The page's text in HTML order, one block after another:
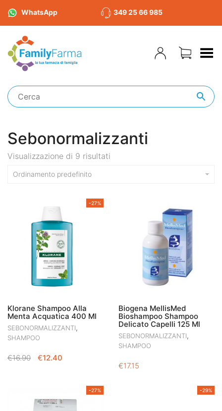
WhatsApp 349 25 66 985
Toggle Menu
Sebonormalizzanti
Visualizzazione di 9 risultati
Ordinamento predefinito
-27%
Klorane Shampoo Alla
Menta Acquatica 400 Ml
SEBONORMALIZZANTI,
SHAMPOO
€16.90
IL
€16.90.
€12.40
€12.40.
Biogena MellisMed
Bioshampoo Shampoo
Delicato Capelli 125 Ml
SEBONORMALIZZANTI,
SHAMPOO
€17.15
-27% -29%